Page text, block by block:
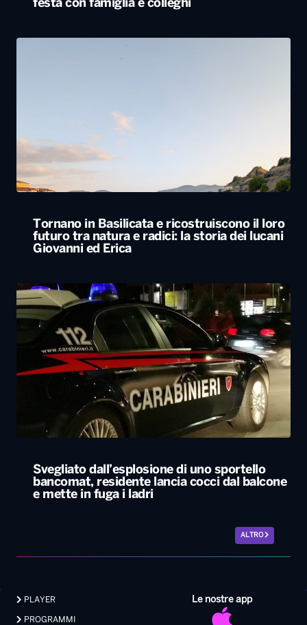
Tornano in Basilicata e ricostruiscono il loro
futuro tra natura e radici: la storia dei lucani
Giovanni ed Erica
Svegliato dall’esplosione di uno sportello
bancomat, residente lancia cocci dal balcone
e mette in fuga i ladri
ALTRO
PLAYER